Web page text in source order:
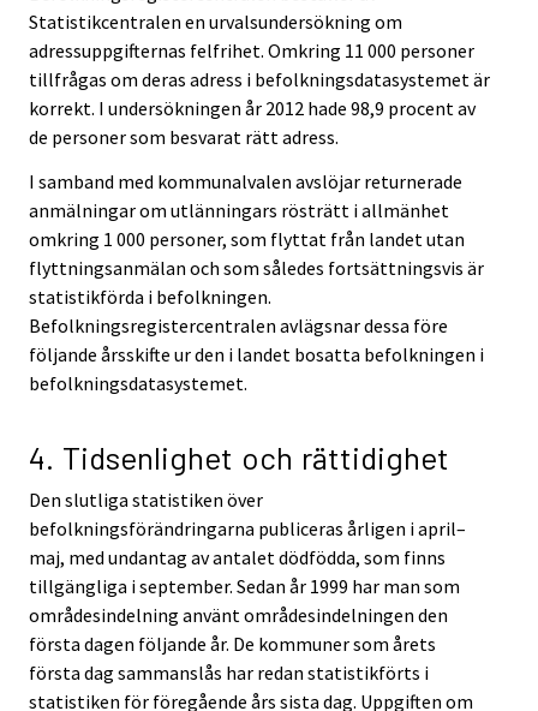
Statistikcentralen en urvalsundersökning om
adressuppgifternas felfrihet. Omkring 11 000 personer
tillfrågas om deras adress i befolkningsdatasystemet är
korrekt. I undersökningen år 2012 hade 98,9 procent av
de personer som besvarat rätt adress.
I samband med kommunalvalen avslöjar returnerade
anmälningar om utlänningars rösträtt i allmänhet
omkring 1 000 personer, som flyttat från landet utan
flyttningsanmälan och som således fortsättningsvis är
statistikförda i befolkningen.
Befolkningsregistercentralen avlägsnar dessa före
följande årsskifte ur den i landet bosatta befolkningen i
befolkningsdatasystemet.
4. Tidsenlighet och rättidighet
Den slutliga statistiken över
befolkningsförändringarna publiceras årligen i april–
maj, med undantag av antalet dödfödda, som finns
tillgängliga i september. Sedan år 1999 har man som
områdesindelning använt områdesindelningen den
första dagen följande år. De kommuner som årets
första dag sammanslås har redan statistikförts i
statistiken för föregående års sista dag. Uppgiften om